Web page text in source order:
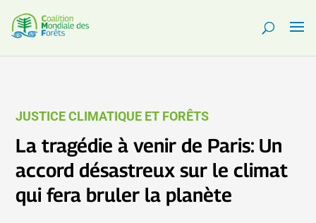
JUSTICE CLIMATIQUE ET FORÊTS
La tragédie à venir de Paris: Un
accord désastreux sur le climat
qui fera bruler la planète